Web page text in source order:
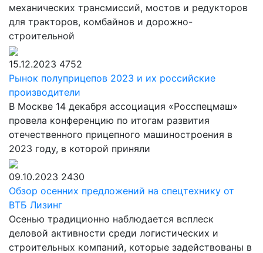
механических трансмиссий, мостов и редукторов
для тракторов, комбайнов и дорожно-
строительной
15.12.2023 4752
Рынок полуприцепов 2023 и их российские
производители
В Москве 14 декабря ассоциация «Росспецмаш»
провела конференцию по итогам развития
отечественного прицепного машиностроения в
2023 году, в которой приняли
09.10.2023 2430
Обзор осенних предложений на спецтехнику от
ВТБ Лизинг
Осенью традиционно наблюдается всплеск
деловой активности среди логистических и
строительных компаний, которые задействованы в